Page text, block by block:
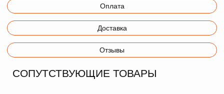
Оплата
Доставка
Отзывы
СОПУТСТВУЮЩИЕ ТОВАРЫ